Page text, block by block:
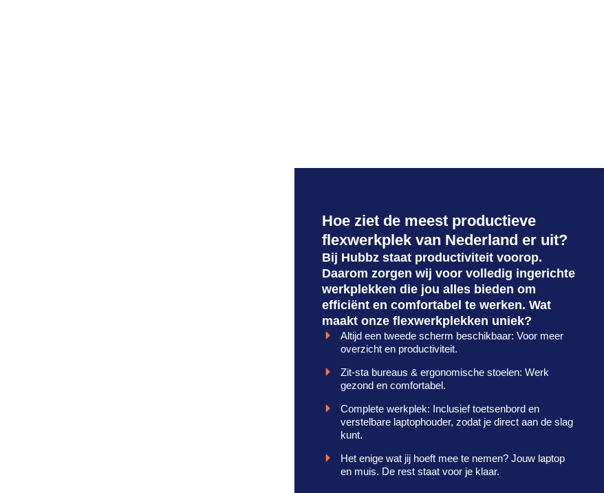
Hoe ziet de meest productieve
flexwerkplek van Nederland er uit?
Bij Hubbz staat productiviteit voorop.
Daarom zorgen wij voor volledig ingerichte
werkplekken die jou alles bieden om
efficiënt en comfortabel te werken. Wat
maakt onze flexwerkplekken uniek?
Altijd een tweede scherm beschikbaar: Voor meer
overzicht en productiviteit.
Zit-sta bureaus & ergonomische stoelen: Werk
gezond en comfortabel.
Complete werkplek: Inclusief toetsenbord en
verstelbare laptophouder, zodat je direct aan de slag
kunt.
Het enige wat jij hoeft mee te nemen? Jouw laptop
en muis. De rest staat voor je klaar.